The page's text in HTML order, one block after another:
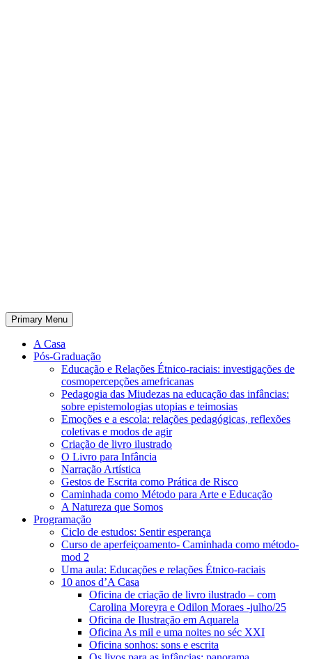
Primary Menu
A Casa
Pós-Graduação
Educação e Relações Étnico-raciais: investigações de
cosmopercepções amefricanas
Pedagogia das Miudezas na educação das infâncias:
sobre epistemologias utopias e teimosias
Emoções e a escola: relações pedagógicas, reflexões
coletivas e modos de agir
Criação de livro ilustrado
O Livro para Infância
Narração Artística
Gestos de Escrita como Prática de Risco
Caminhada como Método para Arte e Educação
A Natureza que Somos
Programação
Ciclo de estudos: Sentir esperança
Curso de aperfeiçoamento- Caminhada como método-
mod 2
Uma aula: Educações e relações Étnico-raciais
10 anos d’A Casa
Oficina de criação de livro ilustrado – com
Carolina Moreyra e Odilon Moraes -julho/25
Oficina de Ilustração em Aquarela
Oficina As mil e uma noites no séc XXI
Oficina sonhos: sons e escrita